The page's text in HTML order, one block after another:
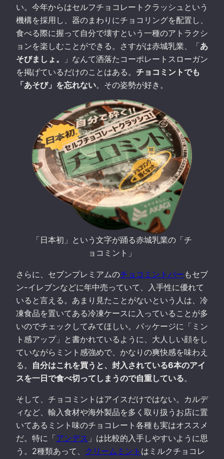
い。今年からはセルフチョコレートクラッシュという
機構を採用し、器のまわりにチョコリングを配置し、
食べる際に握って自分で壊すという一種のアトラクシ
ョンを楽しむことができる。さすがは赤城乳業、「あ
そびましょ。
」なんて洒落たコーポレートスローガン
を掲げているだけのことはある。 チョコミントでも
「あそび」を忘れない。その姿勢が好き。
「日本初」という文字が踊る赤城乳業の「チ
ョコミント」
さらに、セブンプレミアムのチョコミントバー もセブ
ン-イレブンなどに年中売っていて、入手性に優れて
いると言える。あまり見たことがないという人は、冷
凍食品を置いてある冷凍ケースに入っていることが多
いのでチェックしてみてほしい。パッケージに「ミン
ト感アップ」と書かれているように、大人しい顔をし
ていながらミント感強めで、かなりの爽快感を味わえ
る。 自分はこれを買うと、封入されている6本のアイ
スを一日で食べ切ってしまうので自重している。
そして、チョコミントはアイスだけではない。カルデ
ィなど、輸入食材や海外製品を多く取り扱うお店に置
いてあるミント味のチョコレート各種も実はオススメ
だ。特に「アンデス 」は比較的入手しやすいように思
う。2種類あって、 クリームミント はミルクチョコレ